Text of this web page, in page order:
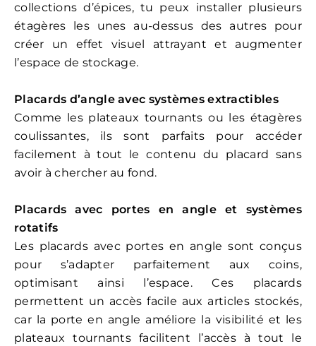
collections d’épices, tu peux installer plusieurs
étagères les unes au-dessus des autres pour
créer un effet visuel attrayant et augmenter
l’espace de stockage.
Placards d’angle avec systèmes extractibles
Comme les plateaux tournants ou les étagères
coulissantes, ils sont parfaits pour accéder
facilement à tout le contenu du placard sans
avoir à chercher au fond.
Placards avec portes en angle et systèmes
rotatifs
Les placards avec portes en angle sont conçus
pour s’adapter parfaitement aux coins,
optimisant ainsi l’espace. Ces placards
permettent un accès facile aux articles stockés,
car la porte en angle améliore la visibilité et les
plateaux tournants facilitent l’accès à tout le